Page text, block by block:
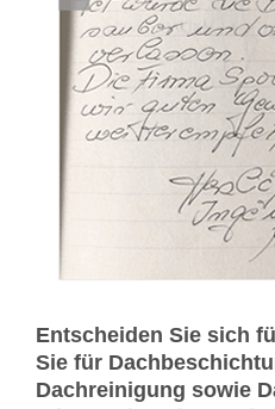
Entscheiden Sie sich
Sie für
Dachreinigung sowie